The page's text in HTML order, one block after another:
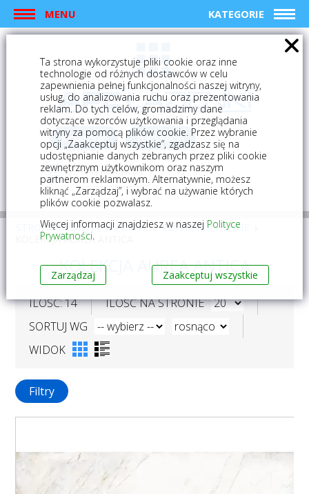
MENU KATEGORIE
logowanie rejestracja
Mój koszyk (0)
STRONA GŁÓWNA PŁYTKI
PŁYTKI KUCHENNE
KOLEKCJA AUREA ANTICA
KOLEKCJA AUREA ANTICA
ILOŚĆ: 14
ILOŚĆ NA STRONIE
SORTUJ WG
WIDOK
Filtry
Ta strona wykorzystuje pliki cookie oraz inne
technologie od różnych dostawców w celu
zapewnienia pełnej funkcjonalności naszej witryny,
usług, do analizowania ruchu oraz prezentowania
reklam. Do tych celów, gromadzimy dane
dotyczące wzorców użytkowania i przeglądania
witryny za pomocą plików cookie. Przez wybranie
opcji „Zaakceptuj wszystkie”, zgadzasz się na
udostępnianie danych zebranych przez pliki cookie
zewnętrznym użytkownikom oraz naszym
partnerom reklamowym. Alternatywnie, możesz
kliknąć „Zarządzaj”, i wybrać na używanie których
plików cookie pozwalasz.
Więcej informacji znajdziesz w naszej Polityce
Prywatności.
Zarządzaj Zaakceptuj wszystkie